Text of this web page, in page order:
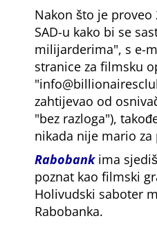
Nakon što je
SAD-u kako bi se
milijarderima , s e-
stranice za filmsku
zahtijevao od
bez razloga ),
nikada nije mario za
Rabobankima
poznat kao filmski
Holivudski saboter
Rabobanka.